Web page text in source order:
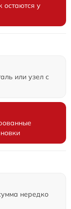
остаются у
или узел с
нередко